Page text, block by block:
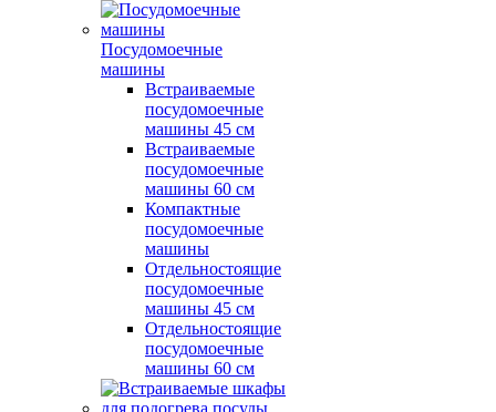
Посудомоечные
машины
Встраиваемые
посудомоечные
машины 45 см
Встраиваемые
посудомоечные
машины 60 см
Компактные
посудомоечные
машины
Отдельностоящие
посудомоечные
машины 45 см
Отдельностоящие
посудомоечные
машины 60 см